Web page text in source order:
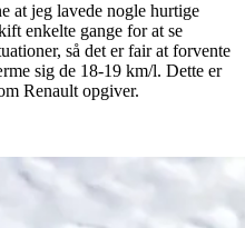
at jeg lavede nogle hurtige
enkelte gange for at se
så det er fair at forvente
sig de 18-19 km/l. Dette er
Renault opgiver.